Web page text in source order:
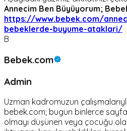
Annecim Ben Büyüyorum;
https://www.bebek.com/
bebeklerde-buyume-ataklari/
B
Bebek.com
Admin
Uzman kadromuzun
bebek.com; bugün binlerce
olmayı düşünen veya çocuğu